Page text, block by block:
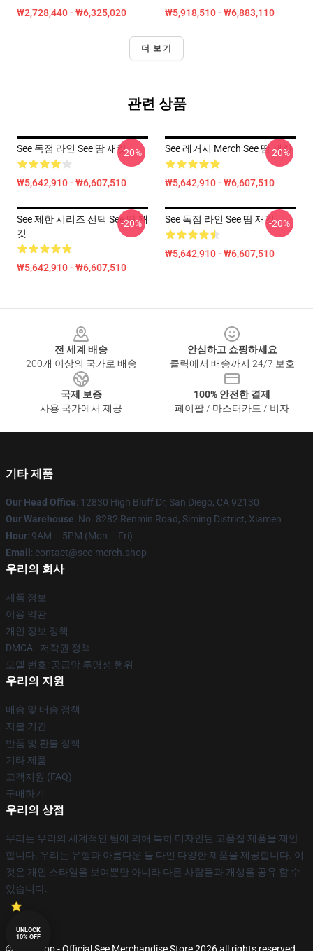
₩2,728,440 - ₩6,325,020 ₩5,918,510 - ₩6,883,110
더 보기
관련 상품
See 독점 라인 See 땀 재킷
₩5,642,910 - ₩6,607,510
-20% See 레거시 Merch See 땀 재킷
₩5,642,910 - ₩6,607,510
-20%
See 제한 시리즈 선택 See 땀 재
킷
₩5,642,910 - ₩6,607,510
-20% See 독점 라인 See 땀 재킷
₩5,642,910 - ₩6,607,510
-20%
전 세계 배송
200개 이상의 국가로 배송
안심하고 쇼핑하세요
클릭에서 배송까지 24/7 보호
국제 보증
사용 국가에서 제공
100% 안전한 결제
페이팔 / 마스터카드 / 비자
기타 제품
Our Head Office: 12830 High Bluff Dr, San Diego, CA 92130
Our Warehouse: No. 8282 Renmin Road, Siming District, Xiamen
Hour: 9AM – 5PM (Mon – Fri)
Email : contact@see-merch.shop
우리의 회사
제품 정보
이용 약관
개인 정보 정책
DMCA - 저작권 정책
모델 번호: 공급망 투명성 행위
우리의 지원
배송 및 배송 정책
지불 기간
반품 및 환불 정책
기타 제품
고객지원 (FAQ)
구매하기
우리의 상점
우리는 우리의 세계적인 팀에 의해 특히 디자인된 고품질 제품을 제안
합니다. 우리는 유행과 아름다운 둘 다인 다양한 제품을 제공합니다. 이
것은 개인 스타일을 보여뿐만 아니라 다른 사람들과 개성을 공유 할 수
있습니다.
UNLOCK
10% OFF